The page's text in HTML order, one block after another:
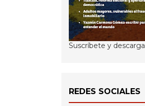
Suscríbete y descarga
REDES SOCIALES